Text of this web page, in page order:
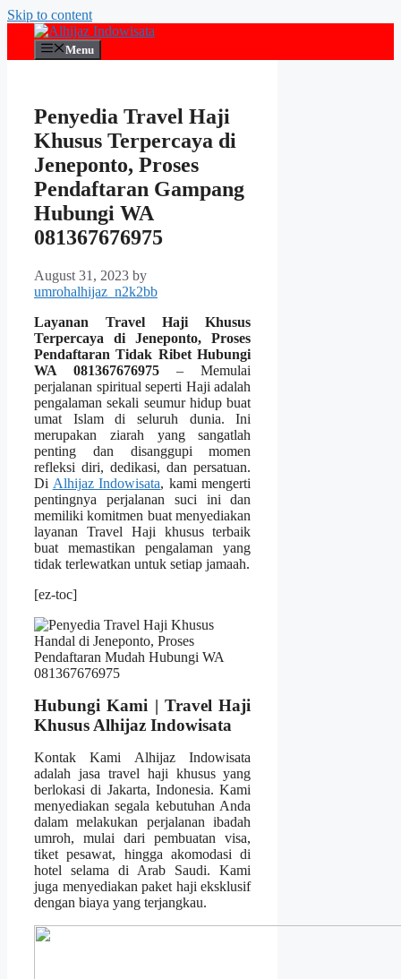
Skip to content
Menu
Penyedia Travel Haji
Khusus Terpercaya di
Jeneponto, Proses
Pendaftaran Gampang
Hubungi WA
081367676975
August 31, 2023 by
umrohalhijaz_n2k2bb
Layanan Travel Haji Khusus
Terpercaya di Jeneponto, Proses
Pendaftaran Tidak Ribet Hubungi
WA 081367676975 – Memulai
perjalanan spiritual seperti Haji adalah
pengalaman sekali seumur hidup buat
umat Islam di seluruh dunia. Ini
merupakan ziarah yang sangatlah
penting dan disanggupi momen
refleksi diri, dedikasi, dan persatuan.
Di Alhijaz Indowisata, kami mengerti
pentingnya perjalanan suci ini dan
memiliki komitmen buat menyediakan
layanan Travel Haji khusus terbaik
buat memastikan pengalaman yang
tidak terlewatkan untuk setiap jamaah.
[ez-toc]
Hubungi Kami | Travel Haji
Khusus Alhijaz Indowisata
Kontak Kami Alhijaz Indowisata
adalah jasa travel haji khusus yang
berlokasi di Jakarta, Indonesia. Kami
menyediakan segala kebutuhan Anda
dalam melakukan perjalanan ibadah
umroh, mulai dari pembuatan visa,
tiket pesawat, hingga akomodasi di
hotel selama di Arab Saudi. Kami
juga menyediakan paket haji eksklusif
dengan biaya yang terjangkau.